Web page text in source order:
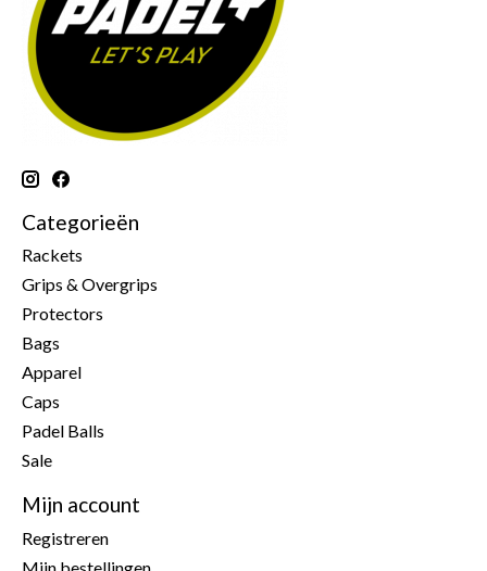
Categorieën
Rackets
Grips & Overgrips
Protectors
Bags
Apparel
Caps
Padel Balls
Sale
Mijn account
Registreren